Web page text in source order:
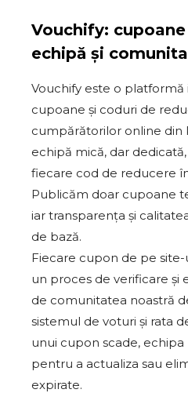
Vouchify:
echipă și
Vouchify este o
cupoane și coduri de
cumpărătorilor online din
echipă mică, dar
fiecare cod de reducere
Publicăm doar cupoane
iar transparența și
de bază.
Fiecare cupon de pe
un proces de verificare și
de comunitatea noastră
sistemul de voturi și rata
unui cupon scade,
pentru a actualiza sau
expirate.